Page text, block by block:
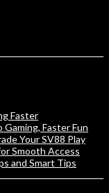
Faster
Faster Fun
Your SV88 Play
Smooth Access
and Smart Tips